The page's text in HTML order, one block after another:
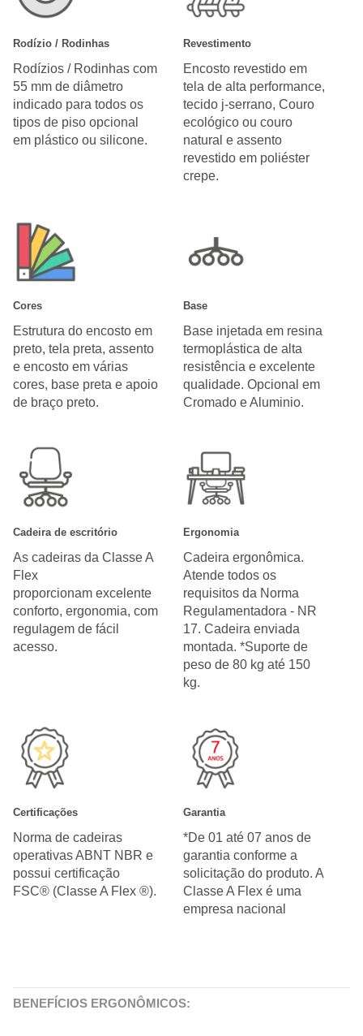
Rodízio / Rodinhas
Rodízios / Rodinhas com
55 mm de diâmetro
indicado para todos os
tipos de piso opcional
em plástico ou silicone.
Revestimento
Encosto revestido em
tela de alta performance,
tecido j-serrano, Couro
ecológico ou couro
natural e assento
revestido em poliéster
crepe.
Cores
Estrutura do encosto em
preto, tela preta, assento
e encosto em várias
cores, base preta e apoio
de braço preto.
Base
Base injetada em resina
termoplástica de alta
resistência e excelente
qualidade. Opcional em
Cromado e Aluminio.
Cadeira de escritório
As cadeiras da Classe A
Flex
proporcionam excelente
conforto, ergonomia, com
regulagem de fácil
acesso.
Ergonomia
Cadeira ergonômica.
Atende todos os
requisitos da Norma
Regulamentadora - NR
17. Cadeira enviada
montada. *Suporte de
peso de 80 kg até 150
kg.
Certificações
Norma de cadeiras
operativas ABNT NBR e
possui certificação
FSC® (Classe A Flex ®).
Garantia
*De 01 até 07 anos de
garantia conforme a
solicitação do produto. A
Classe A Flex é uma
empresa nacional
BENEFÍCIOS ERGONÔMICOS: